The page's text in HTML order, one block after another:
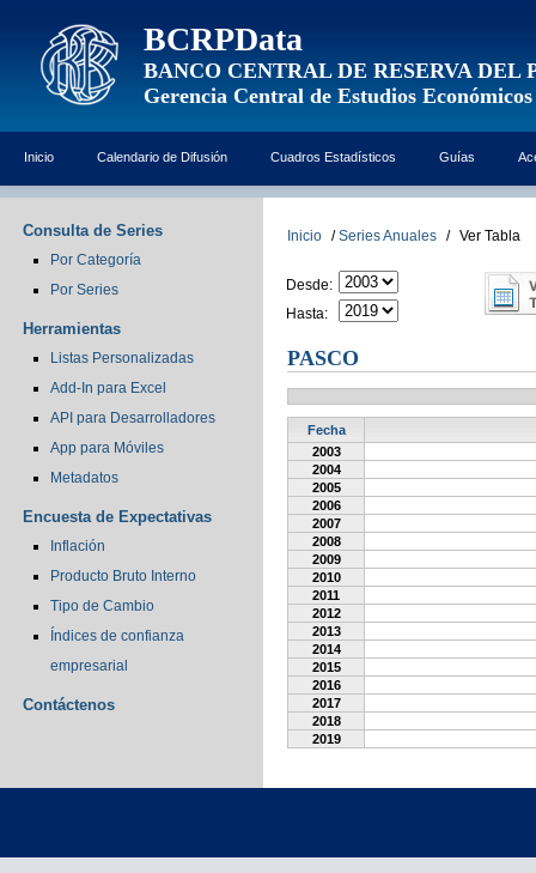
BCRPData
BANCO CENTRAL DE RESERVA DEL
Gerencia Central de Estudios Económicos
Inicio Calendario de Difusión Cuadros Estadísticos Guías
Consulta de Series
Por Categoría
Por Series
Herramientas
Listas Personalizadas
Add-In para Excel
API para Desarrolladores
App para Móviles
Metadatos
Encuesta de Expectativas
Inflación
Producto Bruto Interno
Tipo de Cambio
Índices de confianza
empresarial
Contáctenos
Inicio / Series Anuales / Ver Tabla
Desde:
Hasta:
PASCO
Fecha
2003
2004
2005
2006
2007
2008
2009
2010
2011
2012
2013
2014
2015
2016
2017
2018
2019